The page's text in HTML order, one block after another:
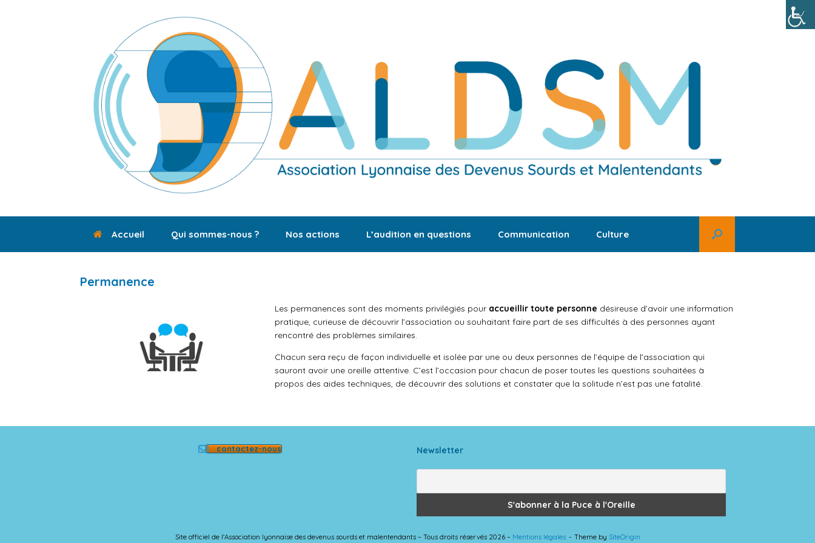
Accueil Qui sommes-nous ? Nos actions L’audition en questions Communication Culture
Permanence
Les permanences sont des moments privilégiés pour accueillir toute personne désireuse d’avoir une information
pratique, curieuse de découvrir l’association ou souhaitant faire part de ses difficultés à des personnes ayant
rencontré des problèmes similaires.
Chacun sera reçu de façon individuelle et isolée par une ou deux personnes de l’équipe de l’association qui
sauront avoir une oreille attentive. C’est l’occasion pour chacun de poser toutes les questions souhaitées à
propos des aides techniques, de découvrir des solutions et constater que la solitude n’est pas une fatalité.
contactez-nous Newsletter
Site officiel de l'Association lyonnaise des devenus sourds et malentendants – Tous droits réservés 2026 – Mentions légales Theme by SiteOrigin